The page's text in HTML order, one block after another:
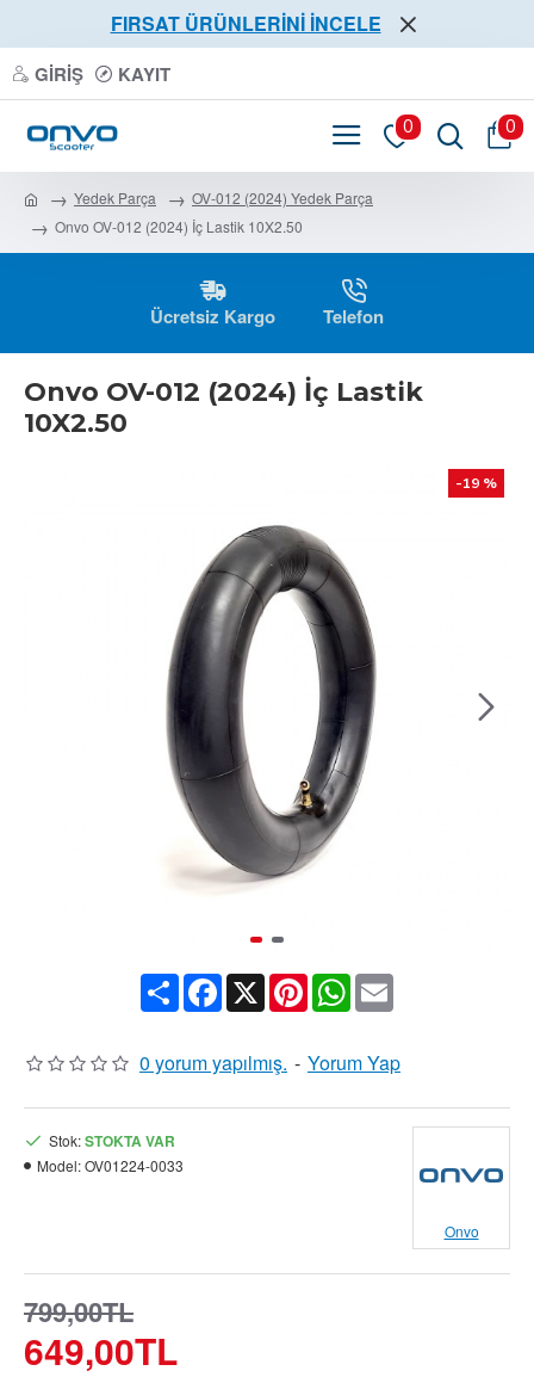
FIRSAT ÜRÜNLERİNİ İNCELE
GIRIŞ KAYIT
0 0
Yedek Parça
OV-012 (2024) Yedek Parça
Onvo OV-012 (2024) İç Lastik 10X2.50
Ücretsiz Kargo Telefon
Onvo OV-012 (2024) İç Lastik
10X2.50
-19 %
ShareFacebook
X PinterestWhatsApp
Email
0 yorum yapılmış. - Yorum Yap
649,00TL
799,00TL
Stok:STOKTA VAR
Model:OV01224-0033
Onvo